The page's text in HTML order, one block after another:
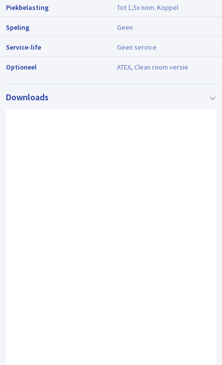
Piekbelasting Tot 1,5x nom. Koppel
Speling Geen
Service-life Geen service
Optioneel ATEX, Clean room versie
Downloads